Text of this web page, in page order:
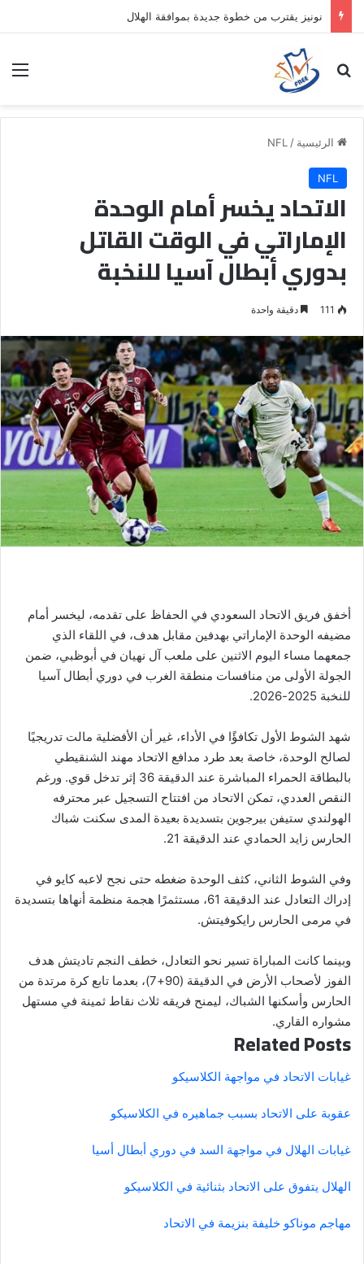
نونيز يقترب من خطوة جديدة بموافقة الهلال
بحث عن
الرئيسية /
NFL
NFL
الاتحاد يخسر أمام الوحدة
الإماراتي في الوقت القاتل
بدوري أبطال آسيا للنخبة
111 دقيقة واحدة
أخفق فريق الاتحاد السعودي في الحفاظ على تقدمه، ليخسر أمام
مضيفه الوحدة الإماراتي بهدفين مقابل هدف، في اللقاء الذي
جمعهما مساء اليوم الاثنين على ملعب آل نهيان في أبوظبي، ضمن
الجولة الأولى من منافسات منطقة الغرب في دوري أبطال آسيا
للنخبة 2025-2026.
شهد الشوط الأول تكافؤًا في الأداء، غير أن الأفضلية مالت تدريجيًا
لصالح الوحدة، خاصة بعد طرد مدافع الاتحاد مهند الشنقيطي
بالبطاقة الحمراء المباشرة عند الدقيقة 36 إثر تدخل قوي. ورغم
النقص العددي، تمكن الاتحاد من افتتاح التسجيل عبر محترفه
الهولندي ستيفن بيرجوين بتسديدة بعيدة المدى سكنت شباك
الحارس زايد الحمادي عند الدقيقة 21.
وفي الشوط الثاني، كثف الوحدة ضغطه حتى نجح لاعبه كايو في
إدراك التعادل عند الدقيقة 61، مستثمرًا هجمة منظمة أنهاها بتسديدة
في مرمى الحارس رايكوفيتش.
وبينما كانت المباراة تسير نحو التعادل، خطف النجم تاديتش هدف
الفوز لأصحاب الأرض في الدقيقة (90+7)، بعدما تابع كرة مرتدة من
الحارس وأسكنها الشباك، ليمنح فريقه ثلاث نقاط ثمينة في مستهل
مشواره القاري.
Related Posts
غيابات الاتحاد في مواجهة الكلاسيكو
عقوبة على الاتحاد بسبب جماهيره في الكلاسيكو
غيابات الهلال في مواجهة السد في دوري أبطال أسيا
الهلال يتفوق على الاتحاد بثنائية في الكلاسيكو
مهاجم موناكو خليفة بنزيمة في الاتحاد